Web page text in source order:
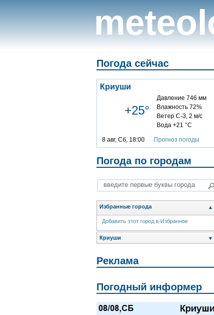
Погода сейчас
Криуши
+25°
Давление 746 мм
Влажность 72%
Ветер С-З, 2 м/с
Вода +21 °C
8 авг, Сб, 18:00 Прогноз погоды
Погода по городам
Избранные города ▲
Добавить этот город в Избранное
Криуши ▼
Реклама
Погодный информер